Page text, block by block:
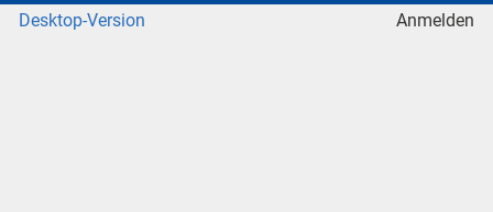
Desktop-Version
Anmelden